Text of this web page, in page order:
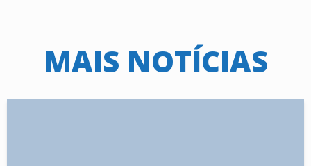
MAIS NOTÍCIAS